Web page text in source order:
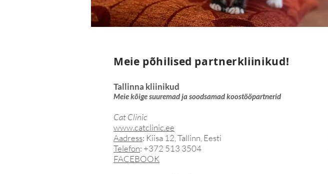
Meie põhilised partnerkliinikud!
Tallinna kliinikud
Meie kõige suuremad ja soodsamad koostööpartnerid
Cat Clinic
www.catclinic.ee
Aadress: Kiisa 12, Tallinn, Eesti
Telefon: +372 513 3504
FACEBOOK